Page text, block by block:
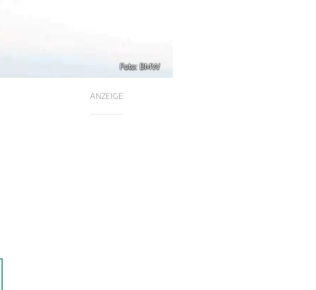
Foto: BMW
ANZEIGE